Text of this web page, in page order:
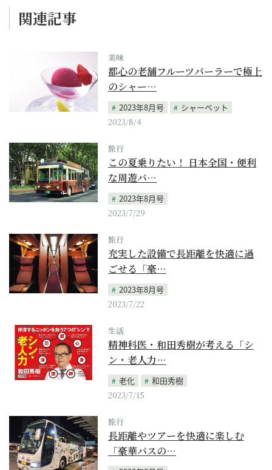
関連記事
美味
都心の老舗フルーツパーラーで極上
のシャー…
2023年8月号
シャーベット
2023/8/4
旅行
この夏乗りたい！ 日本全国・便利
な周遊バ…
2023年8月号
2023/7/29
旅行
充実した設備で長距離を快適に過
ごせる「豪…
2023年8月号
2023/7/22
生活
精神科医・和田秀樹が考える「シ
ン・老人力…
老化
和田秀樹
2023/7/15
旅行
長距離やツアーを快適に楽しむ
「豪華バスの…